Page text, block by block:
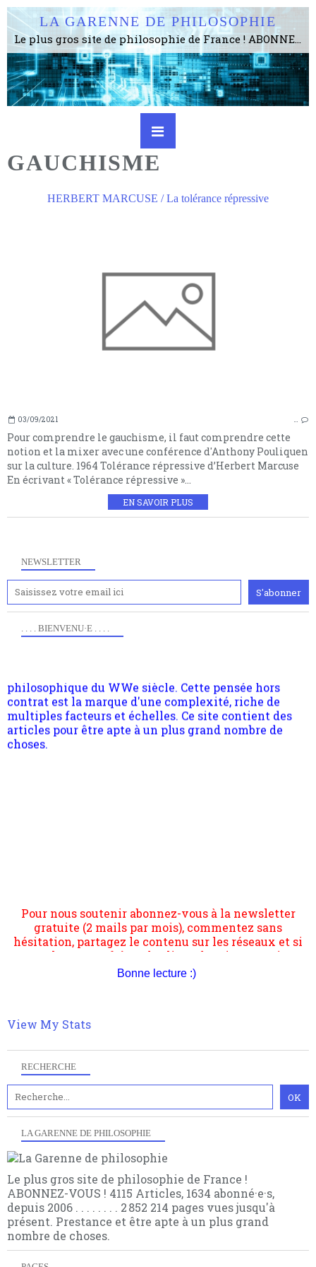
LA GARENNE DE PHILOSOPHIE
Le plus gros site de philosophie de France ! ABONNEZ-VOUS ! 4115 Articles, 1634 abonné·e·s, depuis 2006 . . . . . . . . 2 852 214 pages vues jusqu'à présent. Prestance et être apte à un plus grand nombre de choses.
GAUCHISME
HERBERT MARCUSE / La tolérance répressive
03/09/2021 …
Pour comprendre le gauchisme, il faut comprendre cette
notion et la mixer avec une conférence d'Anthony Pouliquen
sur la culture. 1964 Tolérance répressive d’Herbert Marcuse
En écrivant « Tolérance répressive »...
EN SAVOIR PLUS
NEWSLETTER
RECHERCHE
LA GARENNE DE PHILOSOPHIE
Le plus gros site de philosophie de France !
ABONNEZ-VOUS ! 4115 Articles, 1634 abonné·e·s,
depuis 2006 . . . . . . . . 2 852 214 pages vues jusqu'à
présent. Prestance et être apte à un plus grand
nombre de choses.
. . . . BIENVENU·E . . . .
2006 lors du mouvement anti-CPE, a rendu compte de
l'actualité et de l'expérimentation à Paris 8. Il
s'occupe plus largement de rendre compte d'une
transformation dans les paradigmes philosophiques
suivant la pensée du Dehors ou du Surpli, omme la
nomme les métaphysiciens classique. Nous avons
quant à nous déjà basculé d'emblée dans la modernité
contrat est la marque d'une complexité, riche de
multiples facteurs et échelles. Ce site contient des
articles pour être apte à un plus grand nombre de
choses.
gratuite (2 mails par mois), commentez sans
hésitation, partagez le contenu sur les réseaux et si
vous le pouvez faîtes des liens depuis votre site.
Bonne lecture :)
View My Stats